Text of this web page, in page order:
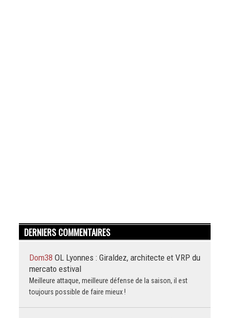
DERNIERS COMMENTAIRES
Dom38 OL Lyonnes : Giraldez, architecte et VRP du
mercato estival
Meilleure attaque, meilleure défense de la saison, il est
toujours possible de faire mieux !